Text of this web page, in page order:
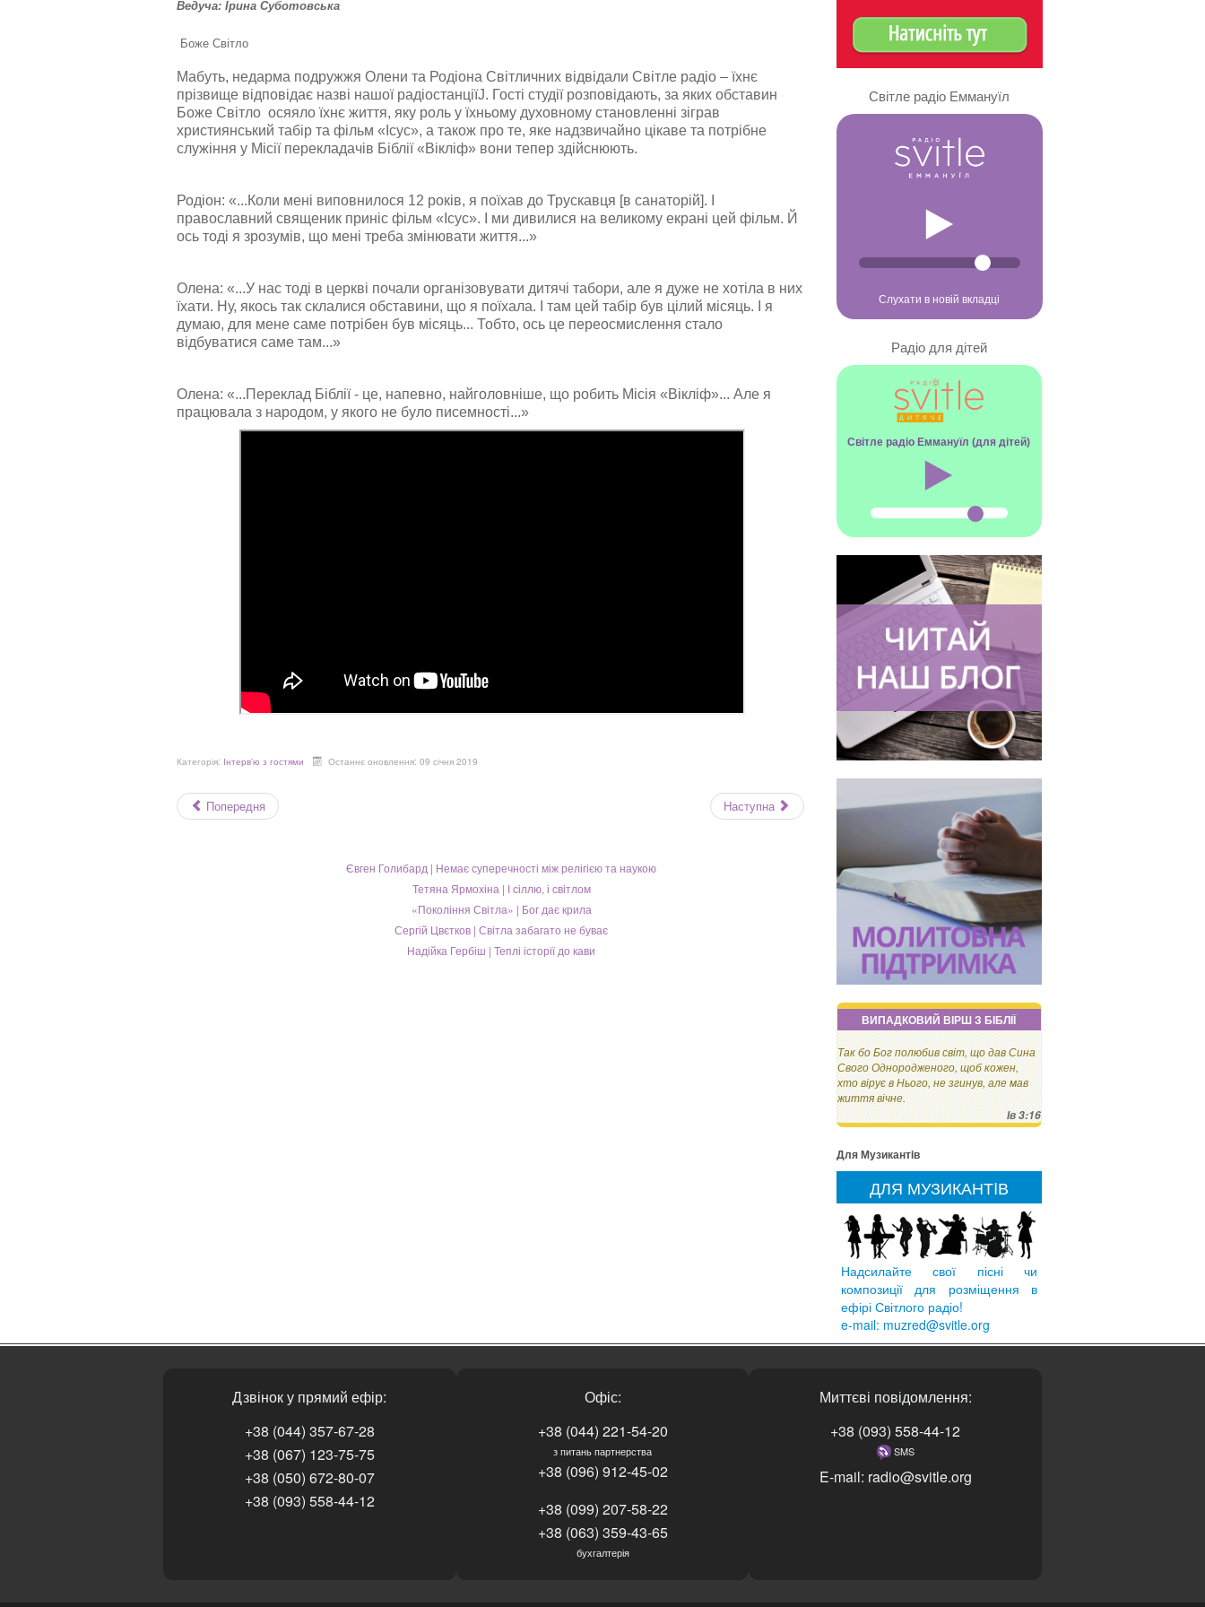
Ведуча: Ірина Суботовська
Боже Світло
Мабуть, недарма подружжя Олени та Родіона Світличних відвідали Світле радіо – їхнє
прізвище відповідає назві нашої радіостанціїJ. Гості студії розповідають, за яких обставин
Боже Світло осяяло їхнє життя, яку роль у їхньому духовному становленні зіграв
християнський табір та фільм «Ісус», а також про те, яке надзвичайно цікаве та потрібне
служіння у Місії перекладачів Біблії «Вікліф» вони тепер здійснюють.
Родіон: «...Коли мені виповнилося 12 років, я поїхав до Трускавця [в санаторій]. І
православний священик приніс фільм «Ісус». І ми дивилися на великому екрані цей фільм. Й
ось тоді я зрозумів, що мені треба змінювати життя...»
Олена: «...У нас тоді в церкві почали організовувати дитячі табори, але я дуже не хотіла в них
їхати. Ну, якось так склалися обставини, що я поїхала. І там цей табір був цілий місяць. І я
думаю, для мене саме потрібен був місяць... Тобто, ось це переосмислення стало
відбуватися саме там...»
Олена: «...Переклад Біблії - це, напевно, найголовніше, що робить Місія «Вікліф»... Але я
працювала з народом, у якого не було писемності...»
Категорія: Інтерв'ю з гостями Останнє оновлення: 09 січня 2019
Попередня Наступна
Євген Голибард | Немає суперечності між релігією та наукою
Тетяна Ярмохіна | І сіллю, і світлом
«Покоління Світла» | Бог дає крила
Сергій Цвєтков | Світла забагато не буває
Надійка Гербіш | Теплі історії до кави
Світле радіо Еммануїл
Слухати в новій вкладці
Радіо для дітей
Світле радіо Еммануїл (для дітей)
ВИПАДКОВИЙ ВІРШ З БІБЛІЇ
Так бо Бог полюбив світ, що дав Сина
Свого Однородженого, щоб кожен,
хто вірує в Нього, не згинув, але мав
життя вічне.
Ів 3:16
Для Музикантiв
ДЛЯ МУЗИКАНТIВ
Надсилайте свої пісні чи
композиції для розміщення в
ефірі Світлого радіо!
e-mail: muzred@svitle.org
Дзвінок у прямий ефір:
+38 (044) 357-67-28
+38 (067) 123-75-75
+38 (050) 672-80-07
+38 (093) 558-44-12
Офіс:
+38 (044) 221-54-20
з питань партнерства
+38 (096) 912-45-02
+38 (099) 207-58-22
+38 (063) 359-43-65
бухгалтерія
Миттєві повідомлення:
+38 (093) 558-44-12
SMS
E-mail: radio@svitle.org